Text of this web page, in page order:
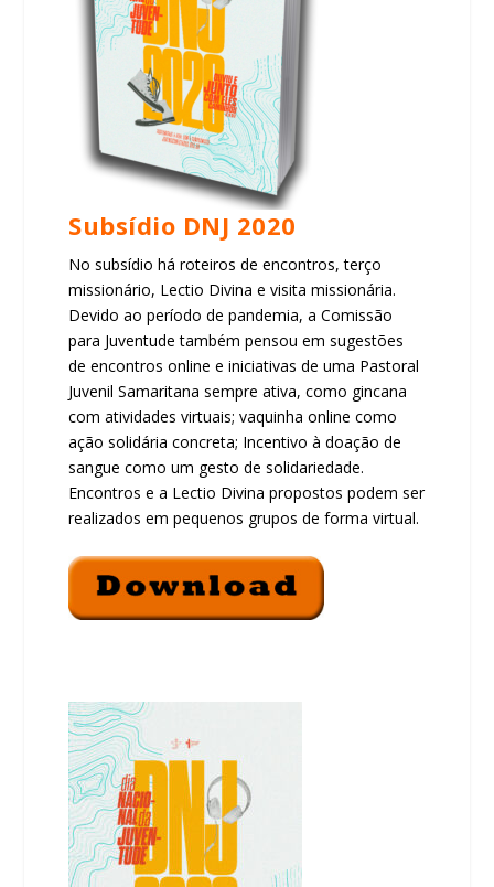
Subsídio DNJ 2020
No subsídio há roteiros de encontros, terço
missionário, Lectio Divina e visita missionária.
Devido ao período de pandemia, a Comissão
para Juventude também pensou em sugestões
de encontros online e iniciativas de uma Pastoral
Juvenil Samaritana sempre ativa, como gincana
com atividades virtuais; vaquinha online como
ação solidária concreta; Incentivo à doação de
sangue como um gesto de solidariedade.
Encontros e a Lectio Divina propostos podem ser
realizados em pequenos grupos de forma virtual.